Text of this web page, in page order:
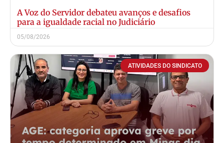
A Voz do Servidor debateu avanços e desafios
para a igualdade racial no Judiciário
05/08/2026
ATIVIDADES DO SINDICATO